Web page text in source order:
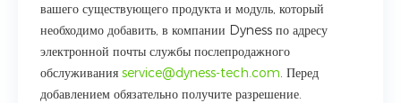
вашего существующего продукта и модуль, который
необходимо добавить, в компании Dyness по адресу
электронной почты службы послепродажного
обслуживания service@dyness-tech.com. Перед
добавлением обязательно получите разрешение.